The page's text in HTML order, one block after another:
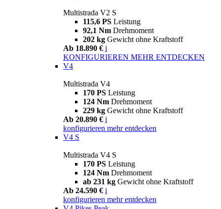
Multistrada V2 S
115,6 PS Leistung
92,1 Nm Drehmoment
202 kg Gewicht ohne Kraftstoff
Ab 18.890 € i
KONFIGURIEREN MEHR ENTDECKEN
V4
Multistrada V4
170 PS Leistung
124 Nm Drehmoment
229 kg Gewicht ohne Kraftstoff
Ab 20.890 € i
konfigurieren mehr entdecken
V4 S
Multistrada V4 S
170 PS Leistung
124 Nm Drehmoment
ab 231 kg Gewicht ohne Kraftstoff
Ab 24.590 € i
konfigurieren mehr entdecken